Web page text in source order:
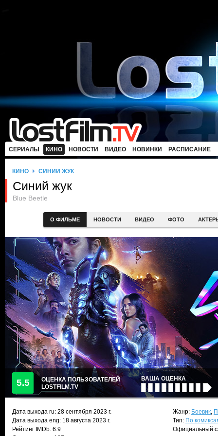
СЕРИАЛЫ КИНО НОВОСТИ ВИДЕО НОВИНКИ РАСПИСАНИЕ
КИНО СИНИЙ ЖУК
Синий жук
Blue Beetle
О ФИЛЬМЕ НОВОСТИ ВИДЕО ФОТО
5.5
ОЦЕНКА ПОЛЬЗОВАТЕЛЕЙ
LOSTFILM.TV
ВАША ОЦЕНКА
Дата выхода ru: 28 сентября 2023 г.
Дата выхода eng: 18 августа 2023 г.
Рейтинг IMDb: 6.9
Жанр: Боевик,
Тип: По
Официальный